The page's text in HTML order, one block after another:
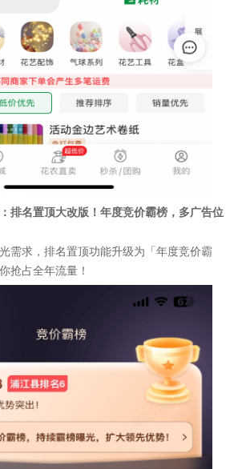
排名置顶大改版！年度竞价霸榜，多广告位
需求，排名置顶功能升级为「年度竞价霸
抢占全年流量！